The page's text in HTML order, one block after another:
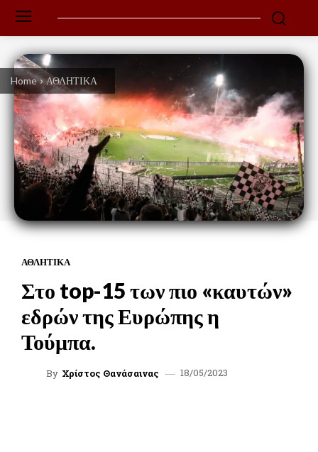
Home ΑΘΛΗΤΙΚΑ
ΑΘΛΗΤΙΚΑ
Στο top-15 των πιο «καυτών»
εδρών της Ευρώπης η
Τούμπα.
By Χρίστος Θανάσαινας 18/05/2023